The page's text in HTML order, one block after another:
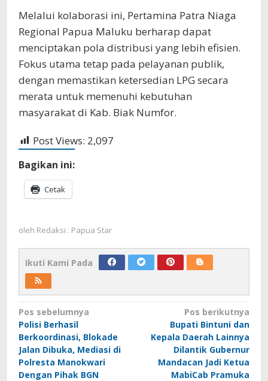
Melalui kolaborasi ini, Pertamina Patra Niaga
Regional Papua Maluku berharap dapat
menciptakan pola distribusi yang lebih efisien.
Fokus utama tetap pada pelayanan publik,
dengan memastikan ketersedian LPG secara
merata untuk memenuhi kebutuhan
masyarakat di Kab. Biak Numfor.
Post Views: 2,097
Bagikan ini:
Cetak
oleh Redaksi : Papua Star
Ikuti Kami Pada
Navigasi
pos
Pos sebelumnya
Polisi Berhasil
Berkoordinasi, Blokade
Jalan Dibuka, Mediasi di
Polresta Manokwari
Dengan Pihak BGN
Pos berikutnya
Bupati Bintuni dan
Kepala Daerah Lainnya
Dilantik Gubernur
Mandacan Jadi Ketua
MabiCab Pramuka